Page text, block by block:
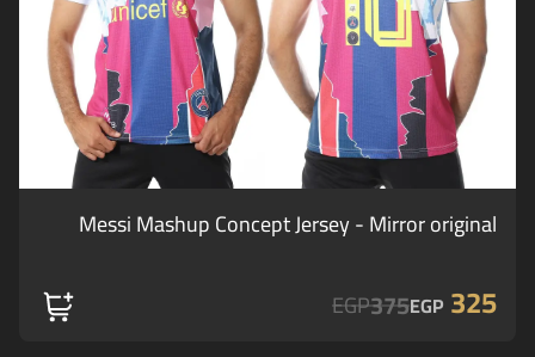
Messi Mashup Concept Jersey - Mirror original
325
EGP
375
EGP